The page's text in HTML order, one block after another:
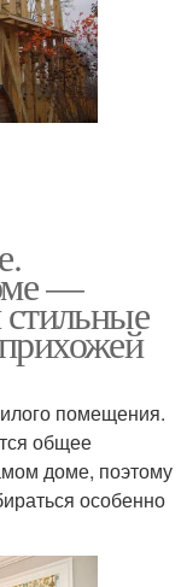
—
помещения.
общее
доме, поэтому
особенно